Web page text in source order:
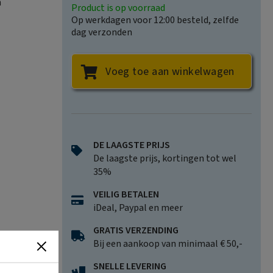
om
Product is op voorraad
Op werkdagen voor 12:00 besteld, zelfde
dag verzonden
Voeg toe aan winkelwagen
DE LAAGSTE PRIJS
De laagste prijs, kortingen tot wel
35%
VEILIG BETALEN
iDeal, Paypal en meer
GRATIS VERZENDING
Bij een aankoop van minimaal € 50,-
SNELLE LEVERING